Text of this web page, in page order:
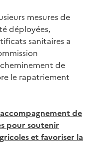
mesures de
déployées,
sanitaires a
de
le rapatriement
de
pour soutenir
et favoriser la